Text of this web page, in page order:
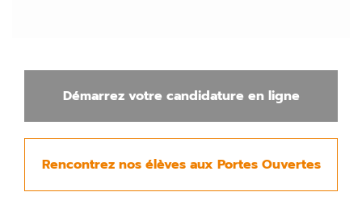
Démarrez votre candidature en ligne
Rencontrez nos élèves aux Portes Ouvertes